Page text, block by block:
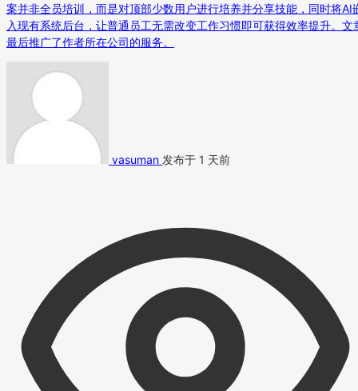
案并非全员培训，而是对顶部少数用户进行培养并分享技能，同时将AI
入现有系统后台，让普通员工无需改变工作习惯即可获得效率提升。文
最后推广了作者所在公司的服务。
vasuman 发布于 1 天前